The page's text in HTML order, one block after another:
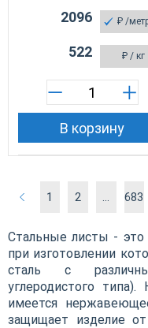
₽/
2096
₽ / кг
522
В корзину
1 2 ... 683
Стальные листы - это
при изготовлении
сталь с
углеродистого
имеется
защищает изделие